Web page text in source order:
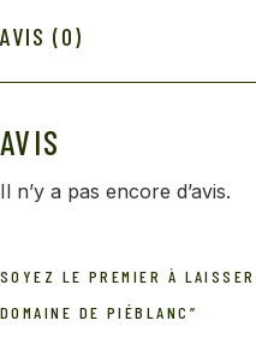
AVIS (0)
AVIS
Il n’y a pas encore d’avis.
SOYEZ LE PREMIER À
DOMAINE DE PIÉBLANC”